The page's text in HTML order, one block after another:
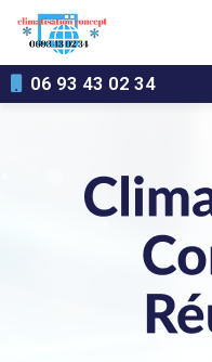
contenu
principal
06 93 43 02 34